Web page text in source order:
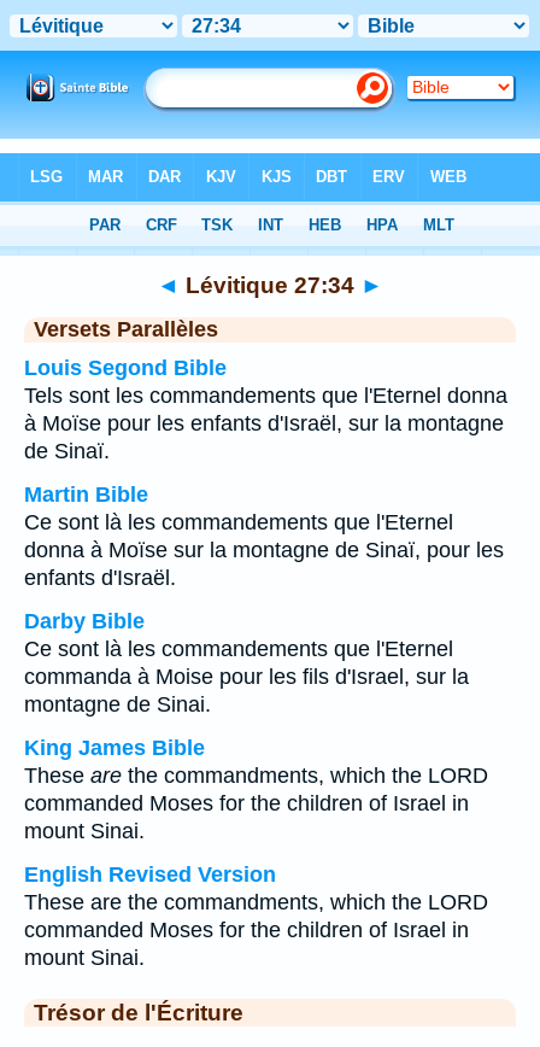
Chapitre 27 > Verset 34
◄ Lévitique 27:34 ►
Versets Parallèles
Louis Segond Bible
Tels sont les commandements que l'Eternel donna
à Moïse pour les enfants d'Israël, sur la montagne
de Sinaï.
Martin Bible
Ce sont là les commandements que l'Eternel
donna à Moïse sur la montagne de Sinaï, pour les
enfants d'Israël.
Darby Bible
Ce sont là les commandements que l'Eternel
commanda à Moise pour les fils d'Israel, sur la
montagne de Sinai.
King James Bible
These are the commandments, which the LORD
commanded Moses for the children of Israel in
mount Sinai.
English Revised Version
These are the commandments, which the LORD
commanded Moses for the children of Israel in
mount Sinai.
Trésor de l'Écriture